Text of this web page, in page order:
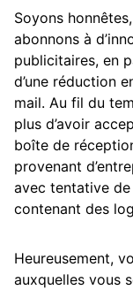
Soyons
abonnons à
publicitaires, en
d’une réduction
mail. Au fil du
plus d’avoir
boîte de
provenant
avec tentative
contenant des
Heureusement,
auxquelles vous